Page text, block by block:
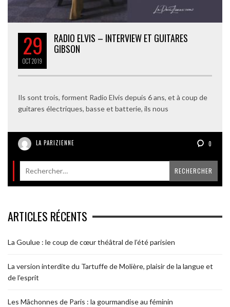
29
OCT2019
RADIO ELVIS – INTERVIEW ET GUITARES
GIBSON
Ils sont trois, forment Radio Elvis depuis 6 ans, et à coup de
guitares électriques, basse et batterie, ils nous
LA PARIZIENNE 0
ARTICLES RÉCENTS
La Goulue : le coup de cœur théâtral de l’été parisien
La version interdite du Tartuffe de Molière, plaisir de la langue et
de l’esprit
Les Mâchonnes de Paris : la gourmandise au féminin